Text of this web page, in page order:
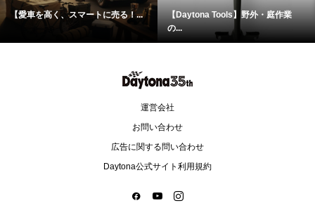
【愛車を高く、スマートに売る！...
【Daytona Tools】野外・庭作業
の...
運営会社
お問い合わせ
広告に関する問い合わせ
Daytona公式サイト利用規約